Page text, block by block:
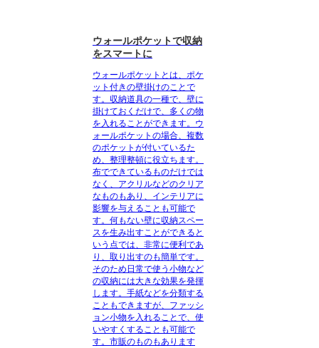
ウォールポケットで収納
をスマートに
ウォールポケットとは、ポケ
ット付きの壁掛けのことで
す。収納道具の一種で、壁に
掛けておくだけで、多くの物
を入れることができます。ウ
ォールポケットの場合、複数
のポケットが付いているた
め、整理整頓に役立ちます。
布でできているものだけでは
なく、アクリルなどのクリア
なものもあり、インテリアに
影響を与えることも可能で
す。何もない壁に収納スペー
スを生み出すことができると
いう点では、非常に便利であ
り、取り出すのも簡単です。
そのため日常で使う小物など
の収納には大きな効果を発揮
します。手紙などを分類する
こともできますが、ファッシ
ョン小物を入れることで、使
いやすくすることも可能で
す。市販のものもあります